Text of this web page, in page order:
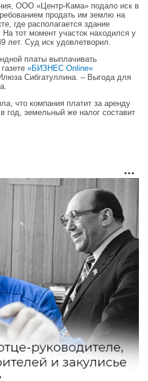
ООО «Центр-Кама» подало иск в
продать им землю на
где располагается здание
тот момент участок находился у
лет. Суд иск удовлетворил.
платы выплачивать
«БИЗНЕС Online»
Сибгатуллина. – Выгода для
что компания платит за аренду
год, земельный же налог составит